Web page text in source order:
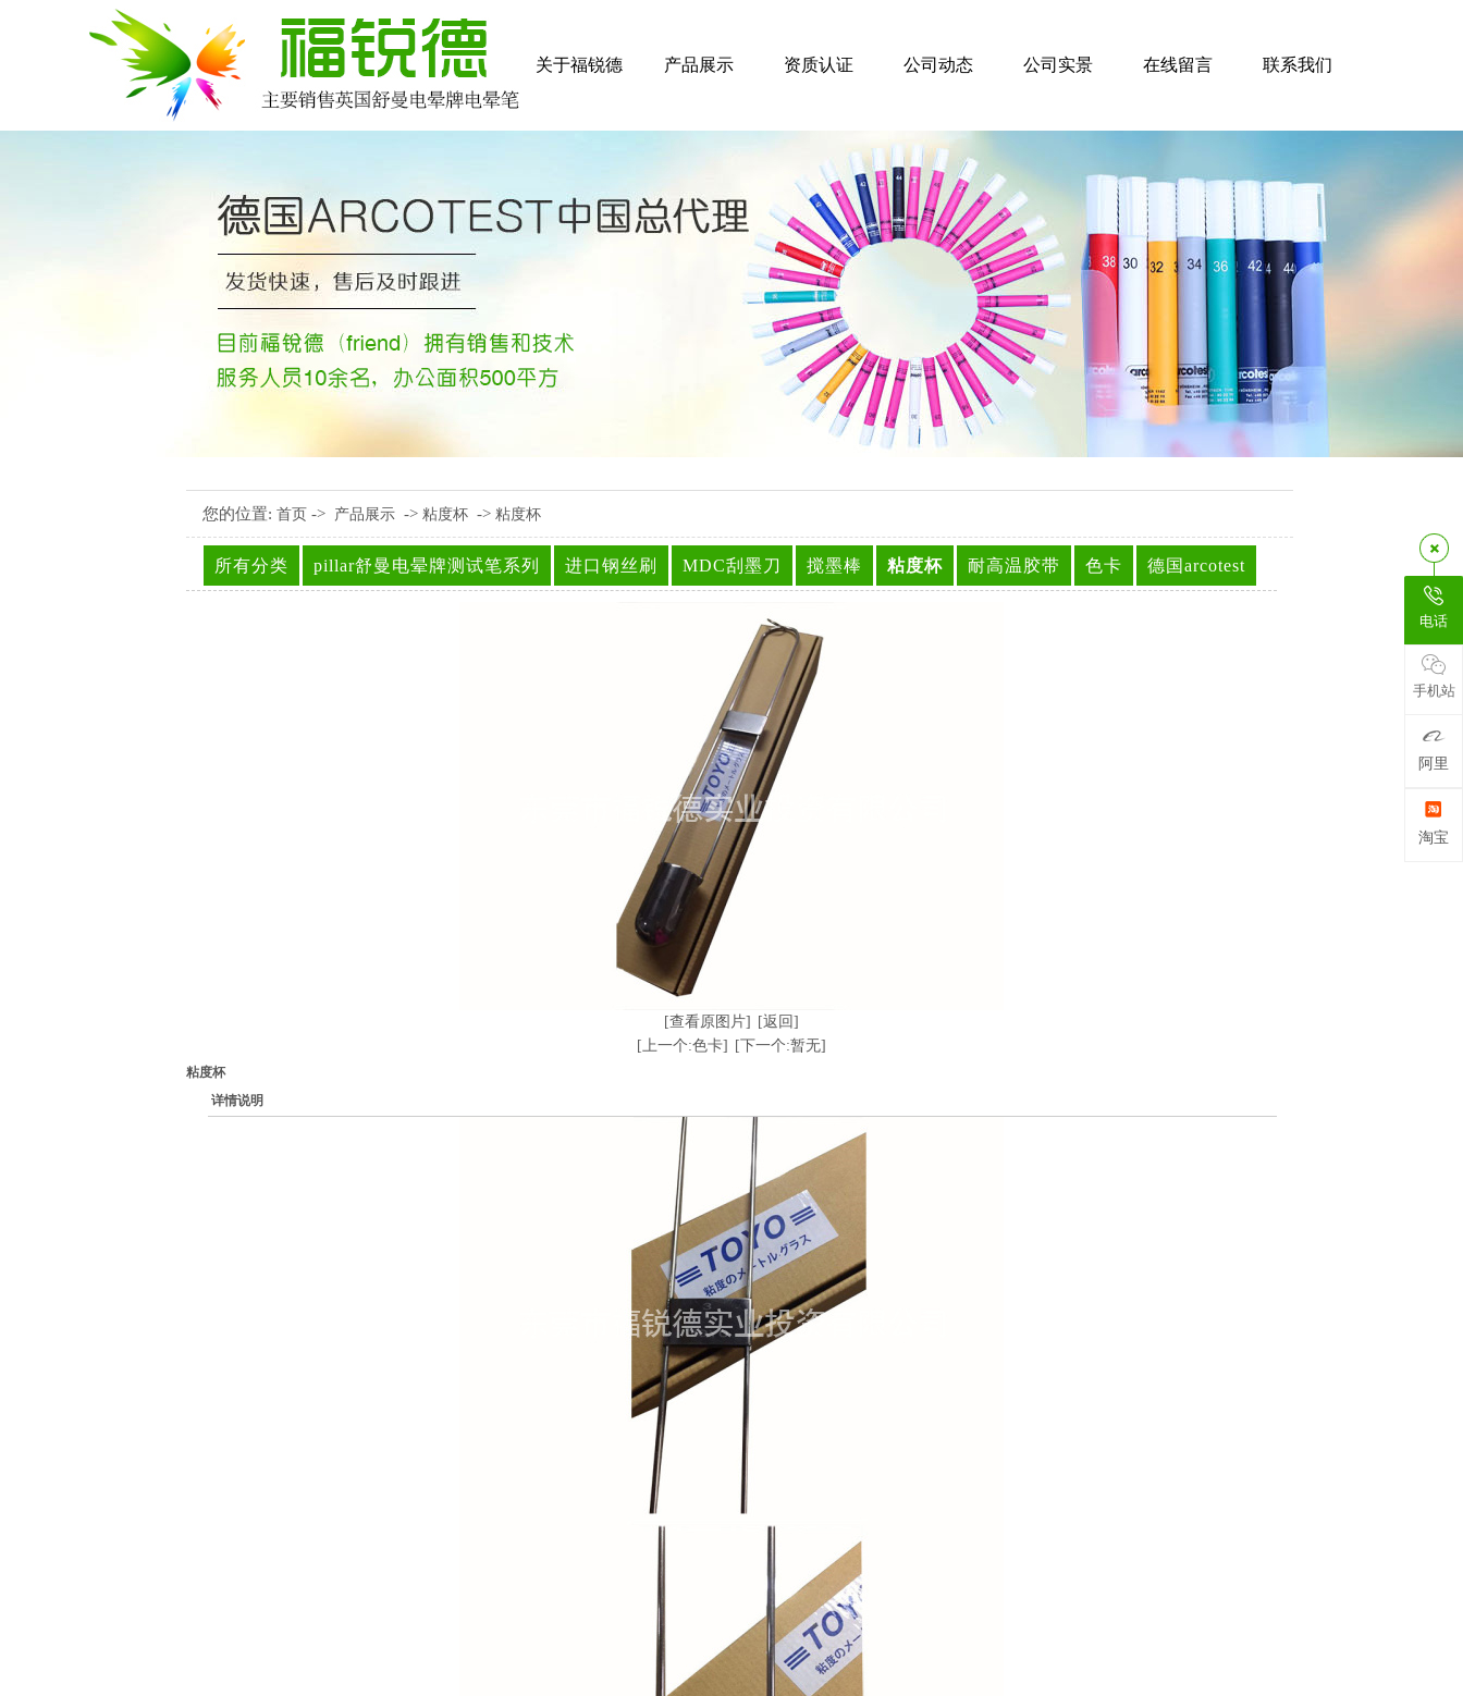
关于福锐德 产品展示 资质认证 公司动态 公司实景 在线留言 联系我们
您的位置: 首页 -> 产品展示 -> 粘度杯 -> 粘度杯
所有分类 pillar舒曼电晕牌测试笔系列 进口钢丝刷 MDC刮墨刀 搅墨棒 粘度杯 耐高温胶带 色卡 德国arcotest
[查看原图片]
[返回]
[上一个:色卡]
[下一个:暂无]
粘度杯
详情说明
电话
手机站
阿里
淘宝